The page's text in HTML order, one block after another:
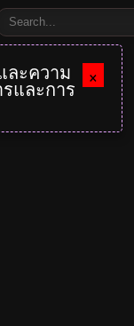
×
ละความ
และการ